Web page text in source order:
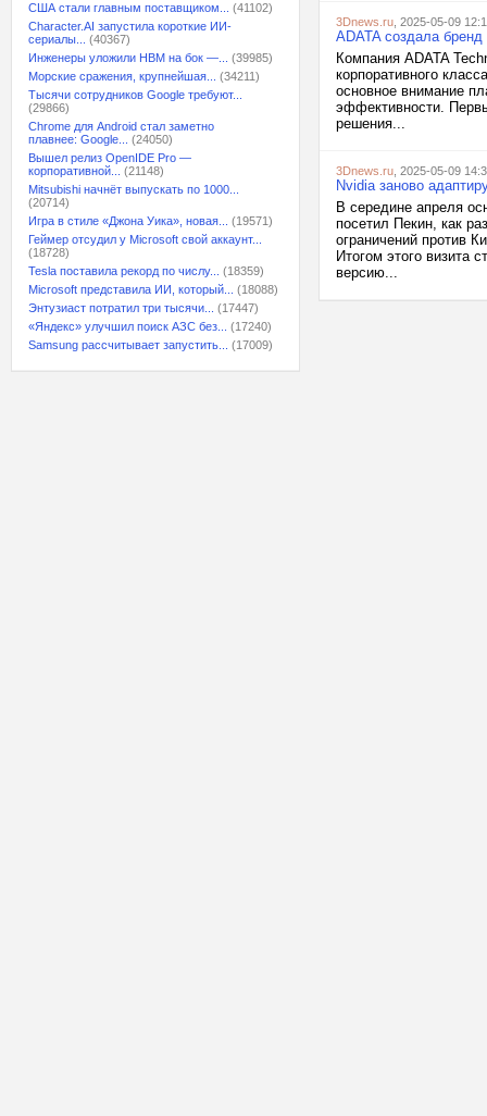
США стали главным поставщиком...
(41102)
Character.AI запустила короткие ИИ-
сериалы...
(40367)
Инженеры уложили HBM на бок —...
(39985)
Морские сражения, крупнейшая...
(34211)
Тысячи сотрудников Google требуют...
(29866)
Chrome для Android стал заметно
плавнее: Google...
(24050)
Вышел релиз OpenIDE Pro —
корпоративной...
(21148)
Mitsubishi начнёт выпускать по 1000...
(20714)
Игра в стиле «Джона Уика», новая...
(19571)
Геймер отсудил у Microsoft свой аккаунт...
(18728)
Tesla поставила рекорд по числу...
(18359)
Microsoft представила ИИ, который...
(18088)
Энтузиаст потратил три тысячи...
(17447)
«Яндекс» улучшил поиск АЗС без...
(17240)
Samsung рассчитывает запустить...
(17009)
3Dnews.ru , 2025-05-09
ADATA создала
Компания ADATA
корпоративного
основное внимание
эффективности.
решения...
3Dnews.ru , 2025-05-09
Nvidia заново
В середине апреля
посетил Пекин, как
ограничений против
Итогом этого визита
версию...